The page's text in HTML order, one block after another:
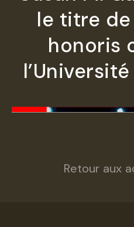
le titre
honoris
Retour aux